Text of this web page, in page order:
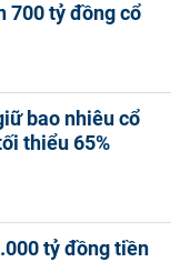
700 tỷ đồng cổ
bao nhiêu cổ
thiểu 65%
tỷ đồng tiền